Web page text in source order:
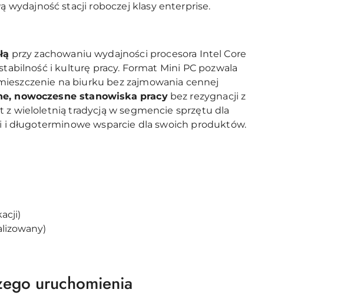
wydajność stacji roboczej klasy enterprise.
przy zachowaniu wydajności procesora Intel Core
i kulturę pracy. Format Mini PC pozwala
na biurku bez zajmowania cennej
nowoczesne stanowiska pracybez rezygnacji z
wieloletnią tradycją w segmencie sprzętu dla
długoterminowe wsparcie dla swoich produktów.
uruchomienia